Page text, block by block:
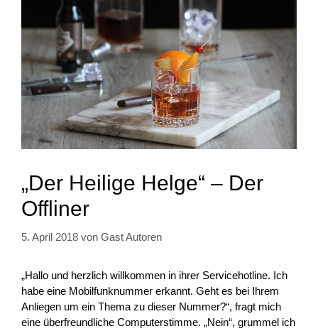
„Der Heilige Helge“ – Der
Offliner
5. April 2018 von Gast Autoren
„Hallo und herzlich willkommen in ihrer Servicehotline. Ich
habe eine Mobilfunknummer erkannt. Geht es bei Ihrem
Anliegen um ein Thema zu dieser Nummer?“, fragt mich
eine überfreundliche Computerstimme. „Nein“, grummel ich